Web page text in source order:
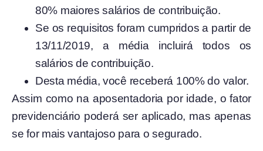
80% maiores salários de contribuição.
Se os requisitos foram cumpridos a partir de
13/11/2019, a média incluirá todos os
salários de contribuição.
Desta média, você receberá 100% do valor.
Assim como na aposentadoria por idade, o fator
previdenciário poderá ser aplicado, mas apenas
se for mais vantajoso para o segurado.